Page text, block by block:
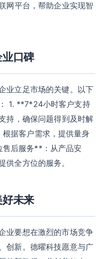
网平台，帮助企业实现智
口碑
业立足市场的关键。以下
1. **7*24小时客户支持
持，确保问题得到及时解
据客户需求，提供量身
后服务**：从产品安
供全方位的服务。
未来
业要想在激烈的市场竞争
创新。德曜科技愿意与广